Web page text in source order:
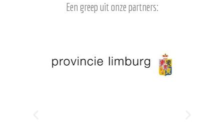
Een greep uit onze partners: